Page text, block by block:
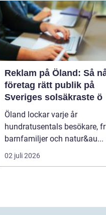
Reklam på Öland: Så
företag rätt publik på
Sveriges solsäkraste ö
Öland lockar varje år
hundratusentals besökare,
barnfamiljer och natur&au...
02 juli 2026